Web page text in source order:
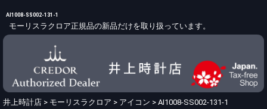
AI1008-SS002-131-1
モーリスラクロア正規品の新品だけを取り扱っています。
井上時計店 > モーリスラクロア > アイコン > AI1008-SS002-131-1